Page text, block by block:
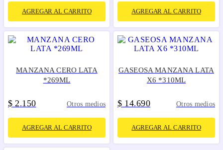
AGREGAR AL CARRITO AGREGAR AL CARRITO
MANZANA CERO LATA
*269ML
$ 2.150 Otros medios
AGREGAR AL CARRITO
GASEOSA MANZANA LATA
X6 *310ML
$ 14.690 Otros medios
AGREGAR AL CARRITO